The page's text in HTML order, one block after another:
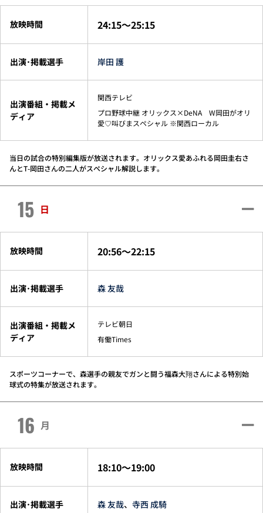
放映時間 24:15～25:15
出演･掲載選手 岸田 護
出演番組・掲載メ
ディア
関西テレビ
プロ野球中継 オリックス×DeNA W岡田がオリ
愛♡叫びまスペシャル ※関西ローカル
当日の試合の特別編集版が放送されます。オリックス愛あふれる岡田圭右さ
んとT-岡田さんの二人がスペシャル解説します。
15 日
放映時間 20:56～22:15
出演･掲載選手 森 友哉
出演番組・掲載メ
ディア
テレビ朝日
有働Times
スポーツコーナーで、森選手の親友でガンと闘う福森大翔さんによる特別始
球式の特集が放送されます。
16 月
放映時間 18:10～19:00
出演･掲載選手 森 友哉、 寺西 成騎